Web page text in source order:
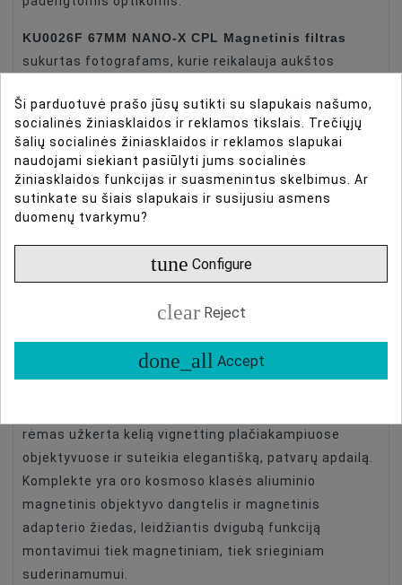
KU0026F 67MM NANO-X CPL Magnetinis filtras
sukurtas fotografams, kurie reikalauja aukštos
apvalus poliarizatorius (CPL) efektyviai pašalina
atspindžius iš nemetalinio paviršiaus, pvz., vandens,
stiklo ir lapų, gerindamas aiškumą ir didindamas
spalvų sodrumą, kad gautų gyvus, tikroviškus
vaizdus. Dviejų pusių poliruotas HD optinis stiklas
užtikrina išskirtinį tikslumą net naudojant telefoto
objektyvus. Jo pažangus nano danga suteikia
vandeniui atsparią, pelėsiui atsparią, įbrėžimams
lengvai pašalinti vandens lašus, aliejų ir dėmes,
nepaveikiant vaizdo kokybės. Magnetinė tvirtinimo
sistema leidžia montuoti ir nuimti filtrus per vieną
rėmas užkerta kelią vignetting plačiakampiuose
objektyvuose ir suteikia elegantišką, patvarų apdailą.
Komplekte yra oro kosmoso klasės aliuminio
magnetinis objektyvo dangtelis ir magnetinis
adapterio žiedas, leidžiantis dvigubą funkciją
montavimui tiek magnetiniam, tiek srieginiam
suderinamumui.
Ši parduotuvė prašo jūsų sutikti su slapukais našumo,
socialinės žiniasklaidos ir reklamos tikslais. Trečiųjų
šalių socialinės žiniasklaidos ir reklamos slapukai
naudojami siekiant pasiūlyti jums socialinės
žiniasklaidos funkcijas ir suasmenintus skelbimus. Ar
sutinkate su šiais slapukais ir susijusiu asmens
duomenų tvarkymu?
tune Configure
clear Reject
done_all Accept